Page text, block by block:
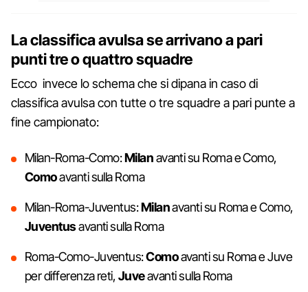
La classifica avulsa se arrivano a pari
punti tre o quattro squadre
Ecco invece lo schema che si dipana in caso di
classifica avulsa con tutte o tre squadre a pari punte a
fine campionato:
Milan-Roma-Como:Milanavanti su Roma e Como,
Comoavanti sulla Roma
Milan-Roma-Juventus:Milanavanti su Roma e Como,
Juventusavanti sulla Roma
Roma-Como-Juventus:Comoavanti su Roma e Juve
per differenza reti, Juveavanti sulla Roma